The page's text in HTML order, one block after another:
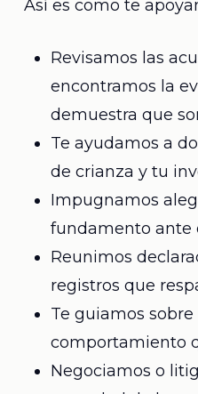
Así es como te
Revisamos las
encontramos la
demuestra que
Te ayudamos a
de crianza y tu
Impugnamos
fundamento ante
Reunimos
registros que
Te guiamos
comportamiento
Negociamos o